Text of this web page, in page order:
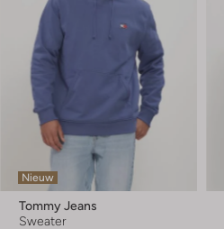
Nieuw
Tommy Jeans
Sweater